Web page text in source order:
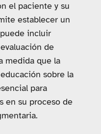
el paciente y su
establecer un
incluir
de
medida que la
sobre la
para
en su proceso de